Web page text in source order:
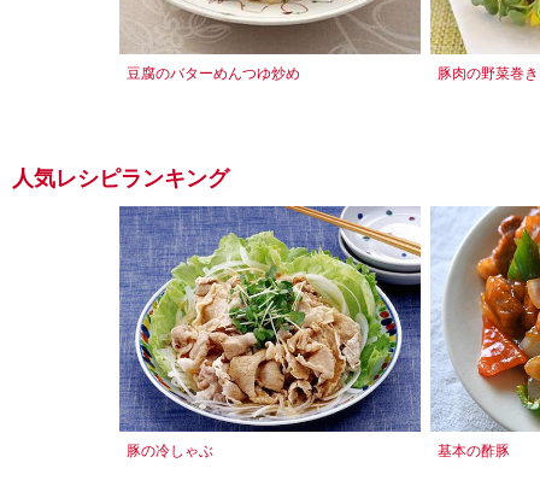
豆腐のバターめんつゆ炒め 豚肉の野菜巻
人気レシピランキング
豚の冷しゃぶ 基本の酢豚